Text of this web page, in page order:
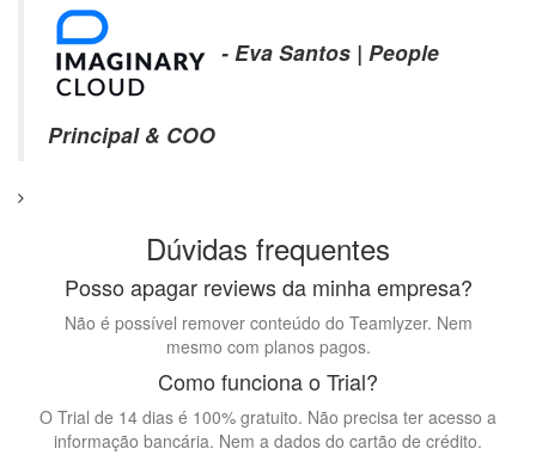
- Eva Santos | People
Principal & COO
Dúvidas frequentes
Posso apagar reviews da minha empresa?
Não é possível remover conteúdo do Teamlyzer. Nem
mesmo com planos pagos.
Como funciona o Trial?
O Trial de 14 dias é 100% gratuito. Não precisa ter acesso a
informação bancária. Nem a dados do cartão de crédito.